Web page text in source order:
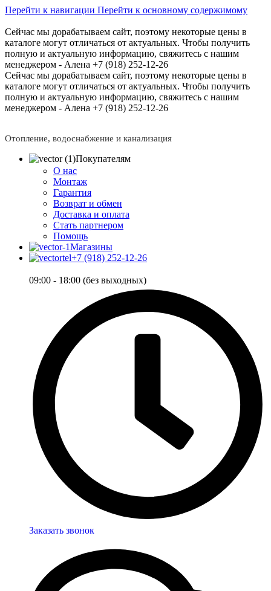
Перейти к навигации Перейти к основному содержимому
Сейчас мы дорабатываем сайт, поэтому некоторые цены в
каталоге могут отличаться от актуальных. Чтобы получить
полную и актуальную информацию, свяжитесь с нашим
менеджером - Алена +7 (918) 252-12-26
Сейчас мы дорабатываем сайт, поэтому некоторые цены в
каталоге могут отличаться от актуальных. Чтобы получить
полную и актуальную информацию, свяжитесь с нашим
менеджером - Алена +7 (918) 252-12-26
Отопление, водоснабжение и канализация
Покупателям
О нас
Монтаж
Гарантия
Возврат и обмен
Доставка и оплата
Стать партнером
Помощь
Магазины
+7 (918) 252-12-26
09:00 - 18:00 (без выходных)
Заказать звонок